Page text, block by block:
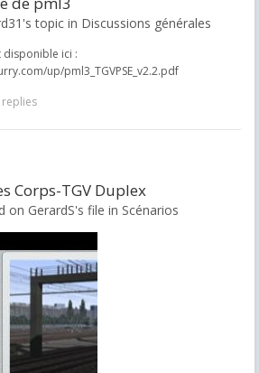
topic in Discussions générales
disponible ici :
up/pml3_TGVPSE_v2.2.pdf
replies
Corps-TGV Duplex
on GerardS's file in Scénarios